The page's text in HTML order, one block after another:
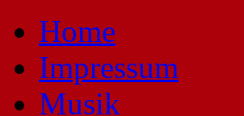
Home
Impressum
Musik